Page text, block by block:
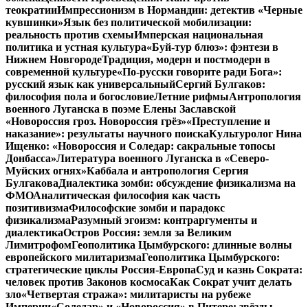
теократииИмпрессионизм в Нормандии: детектив «Черные
кувшинки»Язык без политической мобилизации:
реальность против схемыИмперская национальная
политика и устная культура«Буй-тур блюз»: фэнтези в
Нижнем НовгородеТрадиция, модерн и постмодерн в
современной культуре«По-русски говорите ради Бога»:
русский язык как универсальныйСергий Булгаков:
философия пола и богословиеЛетние рифмыАнтропология
военного Луганска в поэме Елены Заславской
«Новороссия гроз. Новороссия грёз»«Преступление и
наказание»: результаты научного поискаКультуролог Нина
Ищенко: «Новороссия и Соледар: сакральные топосы
Донбасса»Литература военного Луганска в «Северо-
Муйских огнях»Каббала и антропология Сергия
БулгаковаДиалектика зомби: обсуждение физикализма на
ФМОАналитическая философия как часть
позитивизмаФилософские зомби и парадокс
физикализмаРазумный эгоизм: контраргументы и
диалектикаОстров Россия: земля за Великим
ЛимитрофомГеополитика Цымбурского: длинные волны
европейского милитаризмаГеополитика Цымбурского:
стратегические циклы Россия-ЕвропаСуд и казнь Сократа:
человек против Законов космосаКак Сократ учит делать
зло«Четвертая стража»: милитаристы на рубеже